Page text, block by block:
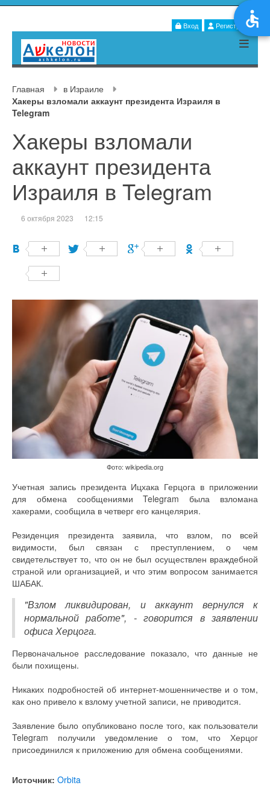
Вход Регистрация
Главная
в Израиле
Хакеры взломали аккаунт президента Израиля в
Telegram
Хакеры взломали
аккаунт президента
Израиля в Telegram
6 октября 2023 12:15
Фото: wikipedia.org
Учетная запись президента Ицхака Герцога в приложении
для обмена сообщениями Telegram была взломана
хакерами, сообщила в четверг его канцелярия.
Резиденция президента заявила, что взлом, по всей
видимости, был связан с преступлением, о чем
свидетельствует то, что он не был осуществлен враждебной
страной или организацией, и что этим вопросом занимается
ШАБАК.
"Взлом ликвидирован, и аккаунт вернулся к
нормальной работе", - говорится в заявлении
офиса Херцога.
Первоначальное расследование показало, что данные не
были похищены.
Никаких подробностей об интернет-мошенничестве и о том,
как оно привело к взлому учетной записи, не приводится.
Заявление было опубликовано после того, как пользователи
Telegram получили уведомление о том, что Херцог
присоединился к приложению для обмена сообщениями.
Источник: Orbita